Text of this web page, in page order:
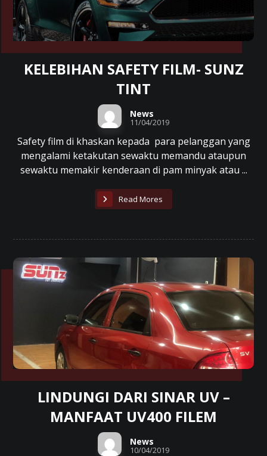
KELEBIHAN SAFETY FILM- SUNZ
TINT
News
11/04/2019
Safety film di khaskan kepada para pelanggan yang
mengalami ketakutan sewaktu memandu ataupun
sewaktu memakir kenderaan di pam minyak atau ...
Read Mores
LINDUNGI DARI SINAR UV –
MANFAAT UV400 FILEM
News
10/04/2019